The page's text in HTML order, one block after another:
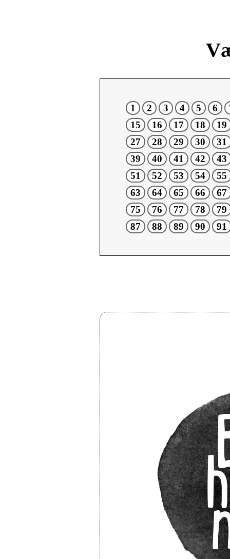
1 2 3 4 5 6
15
16 17 18
19
27
28 29 30
31
39
40 41 42
43
51
52 53 54
55
63
64 65 66
67
75
76 77 78
79
87
88 89 90 91